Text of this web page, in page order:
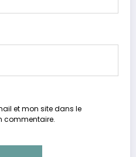
et mon site dans le
commentaire.